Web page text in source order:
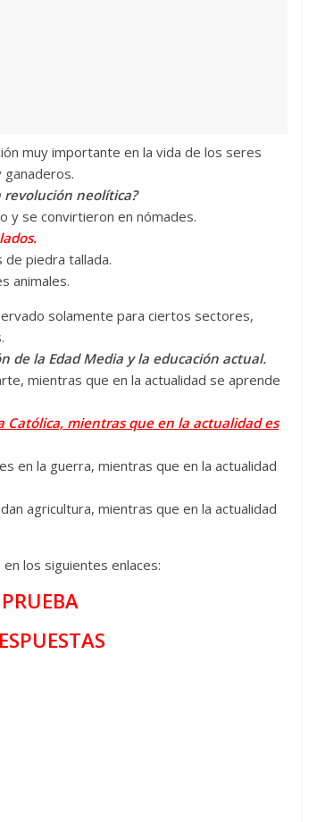
muy importante en la vida de los seres
ganaderos.
revolución neolítica?
y se convirtieron en nómades.
piedra tallada.
animales.
solamente para ciertos sectores,
de la Edad Media y la educación actual.
mientras que en la actualidad se aprende
Católica, mientras que en la actualidad es
en la guerra, mientras que en la actualidad
agricultura, mientras que en la actualidad
los siguientes enlaces: